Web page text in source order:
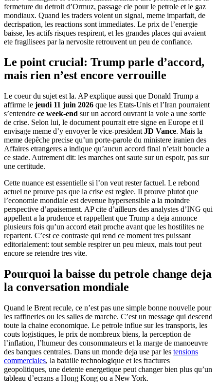
fermeture du detroit d’Ormuz, passage cle pour le petrole et le gaz
mondiaux. Quand les traders voient un signal, meme imparfait, de
decrispation, les reactions sont immediates. Le prix de l’energie
baisse, les actifs risques respirent, et les grandes places qui avaient
ete fragilisees par la nervosite retrouvent un peu de confiance.
Le point crucial: Trump parle d’accord,
mais rien n’est encore verrouille
Le coeur du sujet est la. AP explique aussi que Donald Trump a
affirme le jeudi 11 juin 2026 que les Etats-Unis et l’Iran pourraient
s’entendre ce week-end sur un accord ouvrant la voie a une sortie
de crise. Selon lui, le document pourrait etre signe en Europe et il
envisage meme d’y envoyer le vice-president JD Vance. Mais la
meme depêche precise qu’un porte-parole du ministere iranien des
Affaires etrangeres a indique qu’aucun accord final n’etait boucle a
ce stade. Autrement dit: les marches ont saute sur un espoir, pas sur
une certitude.
Cette nuance est essentielle si l’on veut rester factuel. Le rebond
actuel ne prouve pas que la crise est reglee. Il prouve plutot que
l’economie mondiale est devenue hypersensible a la moindre
perspective d’apaisement. AP cite d’ailleurs des analystes d’ING qui
appellent a la prudence et rappellent que Trump a deja annonce
plusieurs fois qu’un accord etait proche avant que les hostilites ne
repartent. C’est ce contraste qui rend ce moment tres puissant
editorialement: tout semble respirer un peu mieux, mais tout peut
encore se retendre tres vite.
Pourquoi la baisse du petrole change deja
la conversation mondiale
Quand le Brent recule, ce n’est pas une simple bonne nouvelle pour
les raffineries ou les salles de marche. C’est un message qui descend
toute la chaine economique. Le petrole influe sur les transports, les
couts logistiques, le prix de nombreux biens, la perception de
l’inflation, l’humeur des consommateurs et la marge de manoeuvre
des banques centrales. Dans un monde deja use par les tensions
commerciales, la bataille technologique et les fractures
geopolitiques, une detente energetique peut changer bien plus qu’un
tableau d’ecrans a Hong Kong ou a New York.